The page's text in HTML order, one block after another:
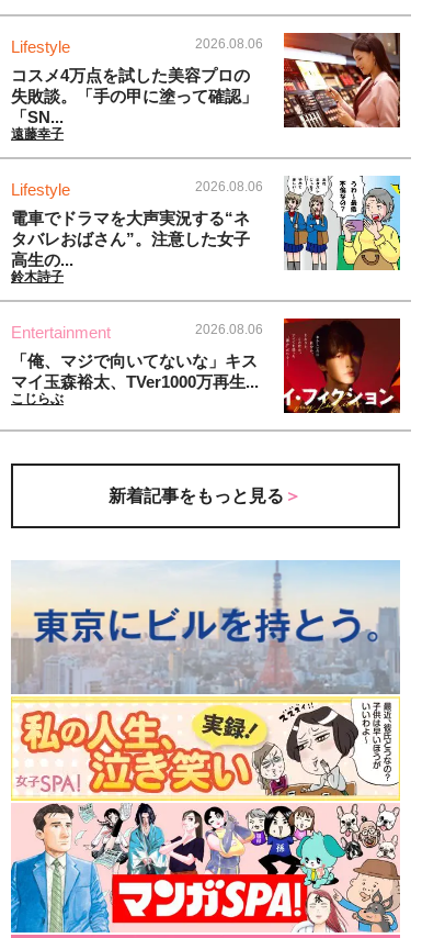
Lifestyle 2026.08.06
コスメ4万点を試した美容プロの
失敗談。「手の甲に塗って確認」
「SN...
遠藤幸子
Lifestyle 2026.08.06
電車でドラマを大声実況する“ネ
タバレおばさん”。注意した女子
高生の...
鈴木詩子
Entertainment 2026.08.06
「俺、マジで向いてないな」キス
マイ玉森裕太、TVer1000万再生...
こじらぶ
新着記事をもっと見る